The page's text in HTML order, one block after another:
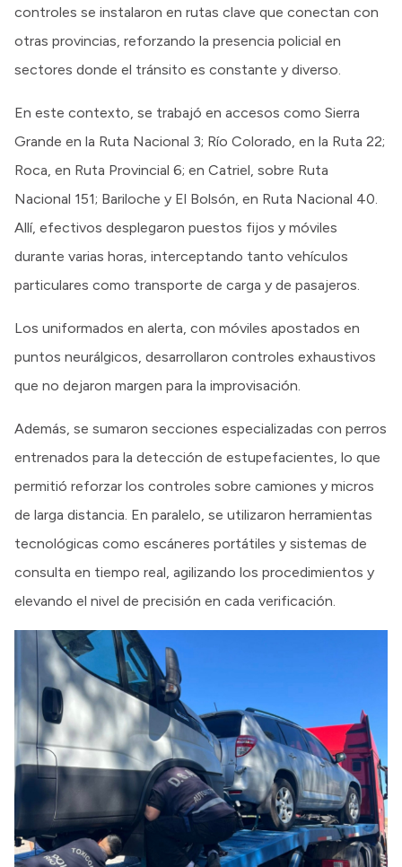
controles se instalaron en rutas clave que conectan con
otras provincias, reforzando la presencia policial en
sectores donde el tránsito es constante y diverso.
En este contexto, se trabajó en accesos como Sierra
Grande en la Ruta Nacional 3; Río Colorado, en la Ruta 22;
Roca, en Ruta Provincial 6; en Catriel, sobre Ruta
Nacional 151; Bariloche y El Bolsón, en Ruta Nacional 40.
Allí, efectivos desplegaron puestos fijos y móviles
durante varias horas, interceptando tanto vehículos
particulares como transporte de carga y de pasajeros.
Los uniformados en alerta, con móviles apostados en
puntos neurálgicos, desarrollaron controles exhaustivos
que no dejaron margen para la improvisación.
Además, se sumaron secciones especializadas con perros
entrenados para la detección de estupefacientes, lo que
permitió reforzar los controles sobre camiones y micros
de larga distancia. En paralelo, se utilizaron herramientas
tecnológicas como escáneres portátiles y sistemas de
consulta en tiempo real, agilizando los procedimientos y
elevando el nivel de precisión en cada verificación.